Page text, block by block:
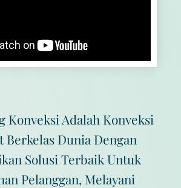
Konveksi Adalah Konveksi
Berkelas Dunia Dengan
Solusi Terbaik Untuk
Pelanggan, Melayani